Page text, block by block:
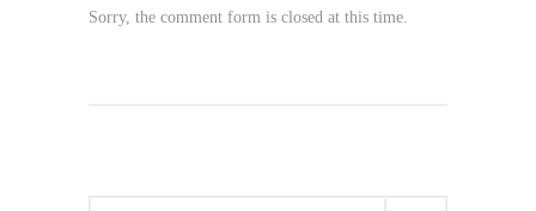
Sorry, the comment form is closed at this time.